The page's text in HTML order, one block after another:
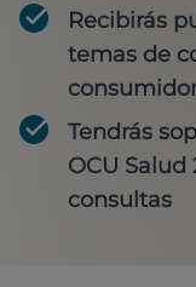
Recibirás
temas de
Tendrás
OCU
consultas